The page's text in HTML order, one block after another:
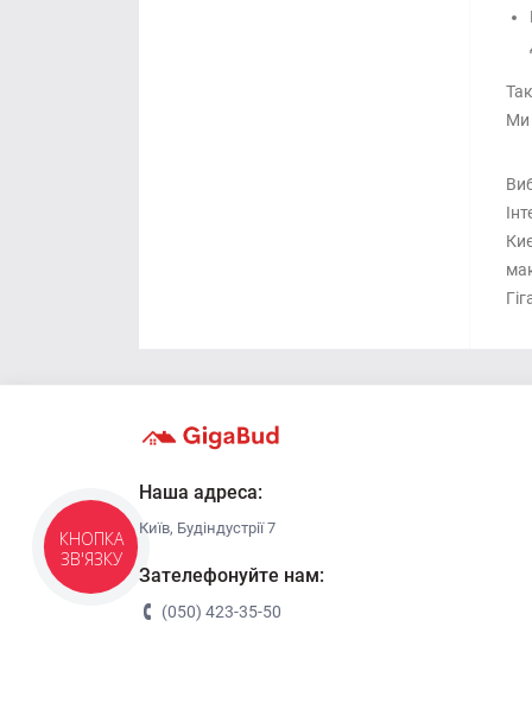
Ми
Наша адреса:
Київ, Будіндустрії 7
Зателефонуйте нам:
(050) 423-35-50
КНОПКА
ЗВ'ЯЗКУ